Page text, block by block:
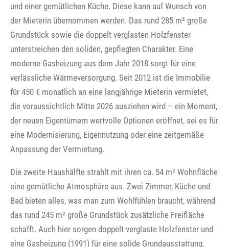
und einer gemütlichen Küche. Diese kann auf Wunsch von
der Mieterin übernommen werden. Das rund 285 m² große
Grundstück sowie die doppelt verglasten Holzfenster
unterstreichen den soliden, gepflegten Charakter. Eine
moderne Gasheizung aus dem Jahr 2018 sorgt für eine
verlässliche Wärmeversorgung. Seit 2012 ist die Immobilie
für 450 € monatlich an eine langjährige Mieterin vermietet,
die voraussichtlich Mitte 2026 ausziehen wird – ein Moment,
der neuen Eigentümern wertvolle Optionen eröffnet, sei es für
eine Modernisierung, Eigennutzung oder eine zeitgemäße
Anpassung der Vermietung.
Die zweite Haushälfte strahlt mit ihren ca. 54 m² Wohnfläche
eine gemütliche Atmosphäre aus. Zwei Zimmer, Küche und
Bad bieten alles, was man zum Wohlfühlen braucht, während
das rund 245 m² große Grundstück zusätzliche Freifläche
schafft. Auch hier sorgen doppelt verglaste Holzfenster und
eine Gasheizung (1991) für eine solide Grundausstattung.